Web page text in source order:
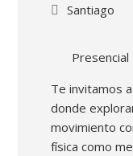
Santiago
Presencial
Te invitamos
donde
movimiento
física como